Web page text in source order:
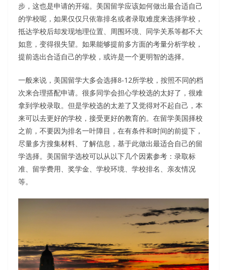
步，这也是申请的开端。美国留学应该如何做出最合适自己
的学校呢，如果仅仅只依靠排名或者录取难度来选择学校，
抵达学校后却发现地理位置、周围环境、同学关系等都不大
如意，变得很失望。如果能够提前多方面的考量分析学校，
提前选出合适自己的学校，或许是一个更明智的选择。
一般来说，美国留学大多会选择8-12所学校，按照不同的档
次来合理搭配申请。很多同学会担心学校选的太好了，很难
拿到学校录取。但是学校选的太差了又觉得对不起自己，本
来可以去更好的学校，接受更好的教育的。在留学美国择校
之前，不要因为排名一叶障目，在有条件和时间的前提下，
尽量多方搜集材料、了解信息，基于此做出最适合自己的留
学选择。美国留学选校可以从以下几个因素参考：录取标
准、留学费用、奖学金、学校环境、学校排名、亲友情况
等。